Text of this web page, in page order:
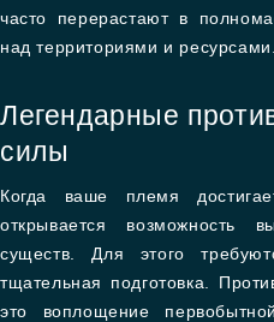
часто перерастают в
над территориями и ресурсами.
Легендарные
силы
Когда ваше племя
открывается возможность
существ. Для этого
тщательная подготовка.
это воплощение